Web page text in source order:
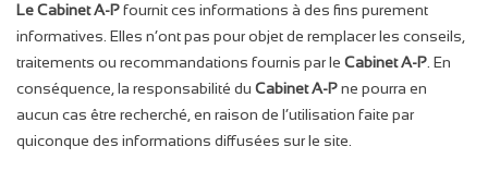
Le Cabinet A-Pfournit ces informations à des fins purement
informatives. Elles n’ont pas pour objet de remplacer les conseils,
traitements ou recommandations fournis par le Cabinet A-P . En
conséquence, la responsabilité du Cabinet A-Pne pourra en
aucun cas être recherché, en raison de l’utilisation faite par
quiconque des informations diffusées sur le site.